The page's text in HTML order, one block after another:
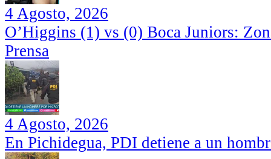
4 Agosto, 2026
O’Higgins (1) vs (0) Boca Juniors:
Prensa
4 Agosto, 2026
En Pichidegua, PDI detiene a un